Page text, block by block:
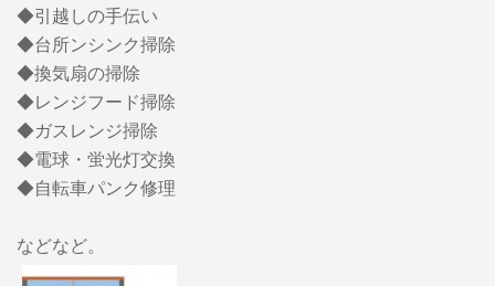
◆引越しの手伝い
◆台所ンシンク掃除
◆換気扇の掃除
◆レンジフード掃除
◆ガスレンジ掃除
◆電球・蛍光灯交換
◆自転車パンク修理
などなど。